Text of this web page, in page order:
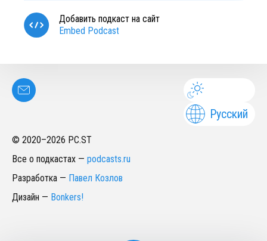
Добавить подкаст на сайт
Embed Podcast
Русский
© 2020–2026 PC.ST
Все о подкастах — podcasts.ru
Разработка — Павел Козлов
Дизайн — Bonkers!